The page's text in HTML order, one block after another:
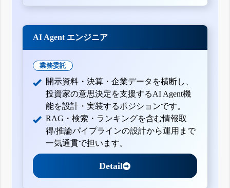
AI Agent エンジニア
業務委託
開示資料・決算・企業データを横断し、
投資家の意思決定を支援するAI Agent機
能を設計・実装するポジションです。
RAG・検索・ランキングを含む情報取
得/推論パイプラインの設計から運用まで
一気通貫で担います。
Detail